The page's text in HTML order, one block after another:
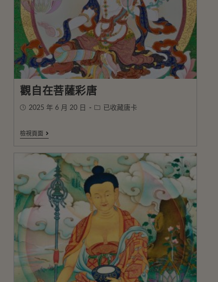
觀自在菩薩彩唐
2025 年 6 月 20 日 已收藏唐卡
檢視頁面